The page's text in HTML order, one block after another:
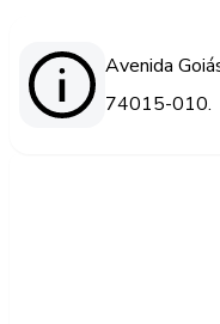
Avenida
74015-010.